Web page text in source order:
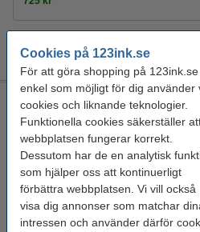
Cookies på 123ink.se
För att göra shopping på 123ink.se
enkel som möjligt för dig använder
cookies och liknande teknologier.
Funktionella cookies säkerställer
webbplatsen fungerar korrekt.
Dessutom har de en analytisk
som hjälper oss att kontinuerligt
förbättra webbplatsen. Vi vill också
visa dig annonser som matchar
intressen och använder därför
Tips
Vi rekommenderar motsvarande
Ricoh 1515 photoconductor unit
photoconductor -
Se
Spara35,6%
EU-lager
Per sida 0,02 kr